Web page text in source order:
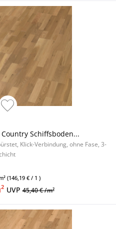
Schiffsboden...
Klick-Verbindung, ohne Fase, 3-
(146,19 € / 1 )
UVP45,40 € /m²